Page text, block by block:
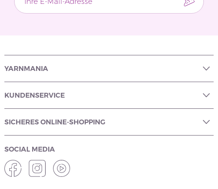
YARNMANIA
KUNDENSERVICE
SICHERES ONLINE-SHOPPING
SOCIAL MEDIA